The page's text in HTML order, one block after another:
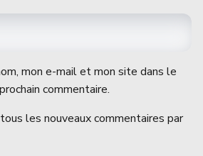
mon e-mail et mon site dans le
commentaire.
les nouveaux commentaires par